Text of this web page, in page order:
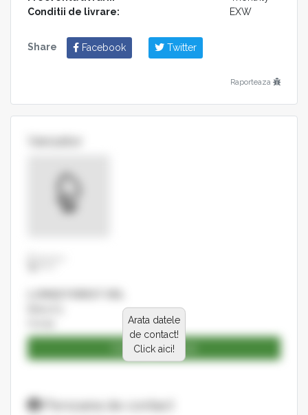
Conditii de livrare:
EXW
Share Facebook Twitter
Raporteaza
Arata datele
de contact!
Click aici!
Catalog produse
Persoana de contact